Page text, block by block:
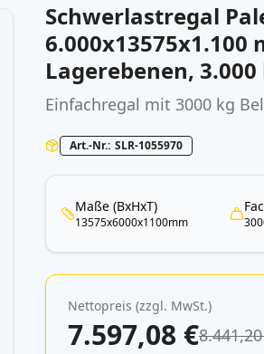
Schwerlastregal
6.000x13575x1.100
Lagerebenen,
Einfachregal mit 3000 kg
Art.-Nr. SLR-1055970
Maße (BxHxT)
13575x6000x1100mm
Nettopreis (zzgl. MwSt.)
7.597,08 €